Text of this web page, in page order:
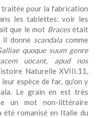
pour la fabrication
les tablettes: voir les
que le mot Bracesétait
il donne scandalacomme
quoque suum genre
uocant, apud nos
Naturelle XVIII.11,
espèce de far, qu'on y
Le grain en est très
un mot non-littéraire
romanisé en Italie du